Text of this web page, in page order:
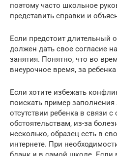
поэтому часто школьное
представить справки и
Если предстоит длительный
должен дать свое согласие
занятия. Понятно, что во
внеурочное время, за
Если хотите избежать
поискать пример
отсутствии ребенка в связи
обстоятельствам, из-за
несколько, образец есть в
интернете. При